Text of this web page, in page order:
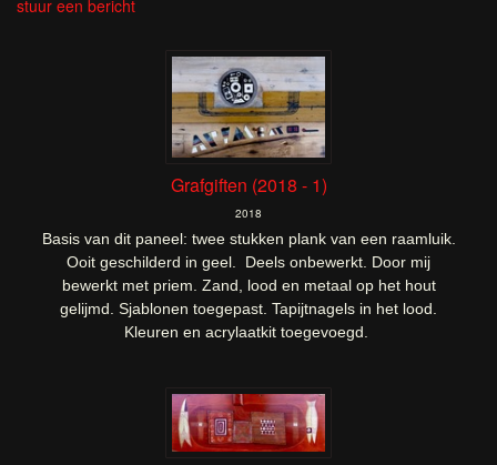
stuur een bericht
Grafgiften (2018 - 1)
2018
Basis van dit paneel: twee stukken plank van een raamluik.
Ooit geschilderd in geel. Deels onbewerkt. Door mij
bewerkt met priem. Zand, lood en metaal op het hout
gelijmd. Sjablonen toegepast. Tapijtnagels in het lood.
Kleuren en acrylaatkit toegevoegd.